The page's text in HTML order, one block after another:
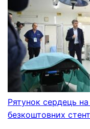
Рятунок сердець на
безкоштовних